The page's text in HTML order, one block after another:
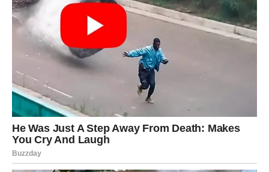
⋆ KNJIGA SA RECEPTIMA ⋆
Upiši svoj email i preuzmi BESPLATNU
knjigu s receptima! Uživaj u jednostavnim
i ukusnim jelima koja će osvojiti tvoje
najdraže.